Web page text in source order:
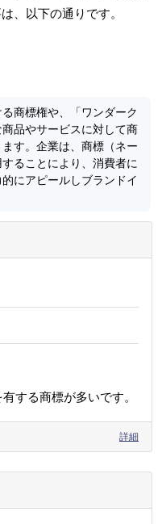
、以下の通りです。
商標権や、「ワンダーク
品やサービスに対して商
す。企業は、商標（ネー
ることにより、消費者に
にアピールしブランドイ
する商標が多いです。
詳細